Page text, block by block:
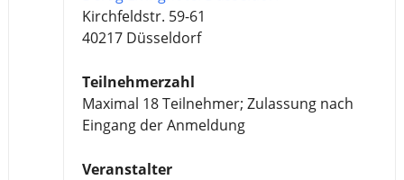
Kirchfeldstr. 59-61
40217 Düsseldorf
Teilnehmerzahl
Maximal 18 Teilnehmer; Zulassung nach
Eingang der Anmeldung
Veranstalter